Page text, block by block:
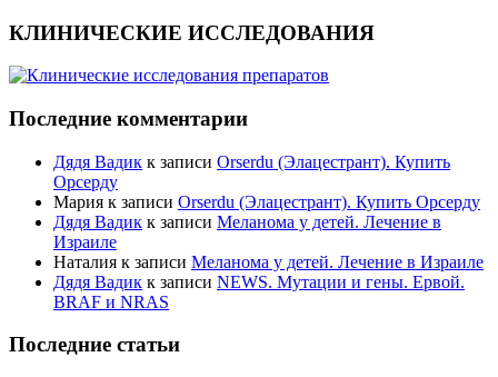
КЛИНИЧЕСКИЕ ИССЛЕДОВАНИЯ
Последние комментарии
Дядя Вадик к записи Orserdu (Элацестрант). Купить
Орсерду
Мария к записи Orserdu (Элацестрант). Купить Орсерду
Дядя Вадик к записи Меланома у детей. Лечение в
Израиле
Наталия к записи Меланома у детей. Лечение в Израиле
Дядя Вадик к записи NEWS. Мутации и гены. Ервой.
BRAF и NRAS
Последние статьи